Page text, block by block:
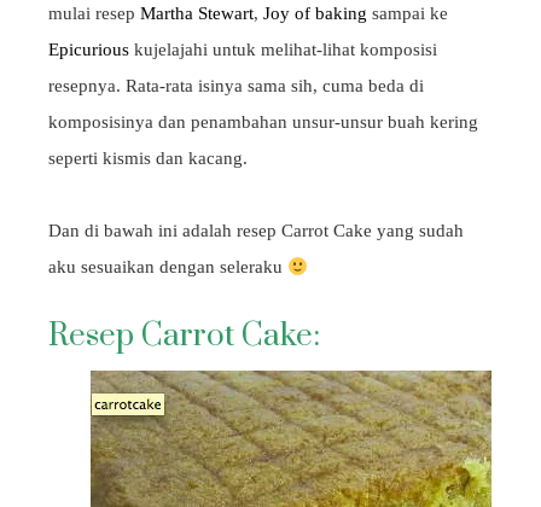
mulai resep Martha Stewart, Joy of baking sampai ke
Epicurious kujelajahi untuk melihat-lihat komposisi
resepnya. Rata-rata isinya sama sih, cuma beda di
komposisinya dan penambahan unsur-unsur buah kering
seperti kismis dan kacang.
Dan di bawah ini adalah resep Carrot Cake yang sudah
aku sesuaikan dengan seleraku
Resep Carrot Cake: